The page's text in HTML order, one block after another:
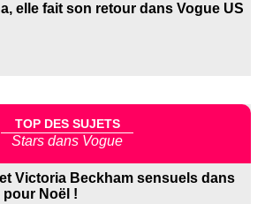
elle fait son retour dans Vogue US
TOP DES SUJETS
Stars dans Vogue
Victoria Beckham sensuels dans
pour Noël !